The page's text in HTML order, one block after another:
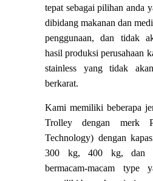
tepat sebagai pilihan anda
dibidang makanan dan
penggunaan, dan tidak
hasil produksi perusahaan
stainless yang tidak
berkarat.
Kami memiliki beberapa
Trolley dengan merk
Technology) dengan
300 kg, 400 kg, dan
bermacam-macam type